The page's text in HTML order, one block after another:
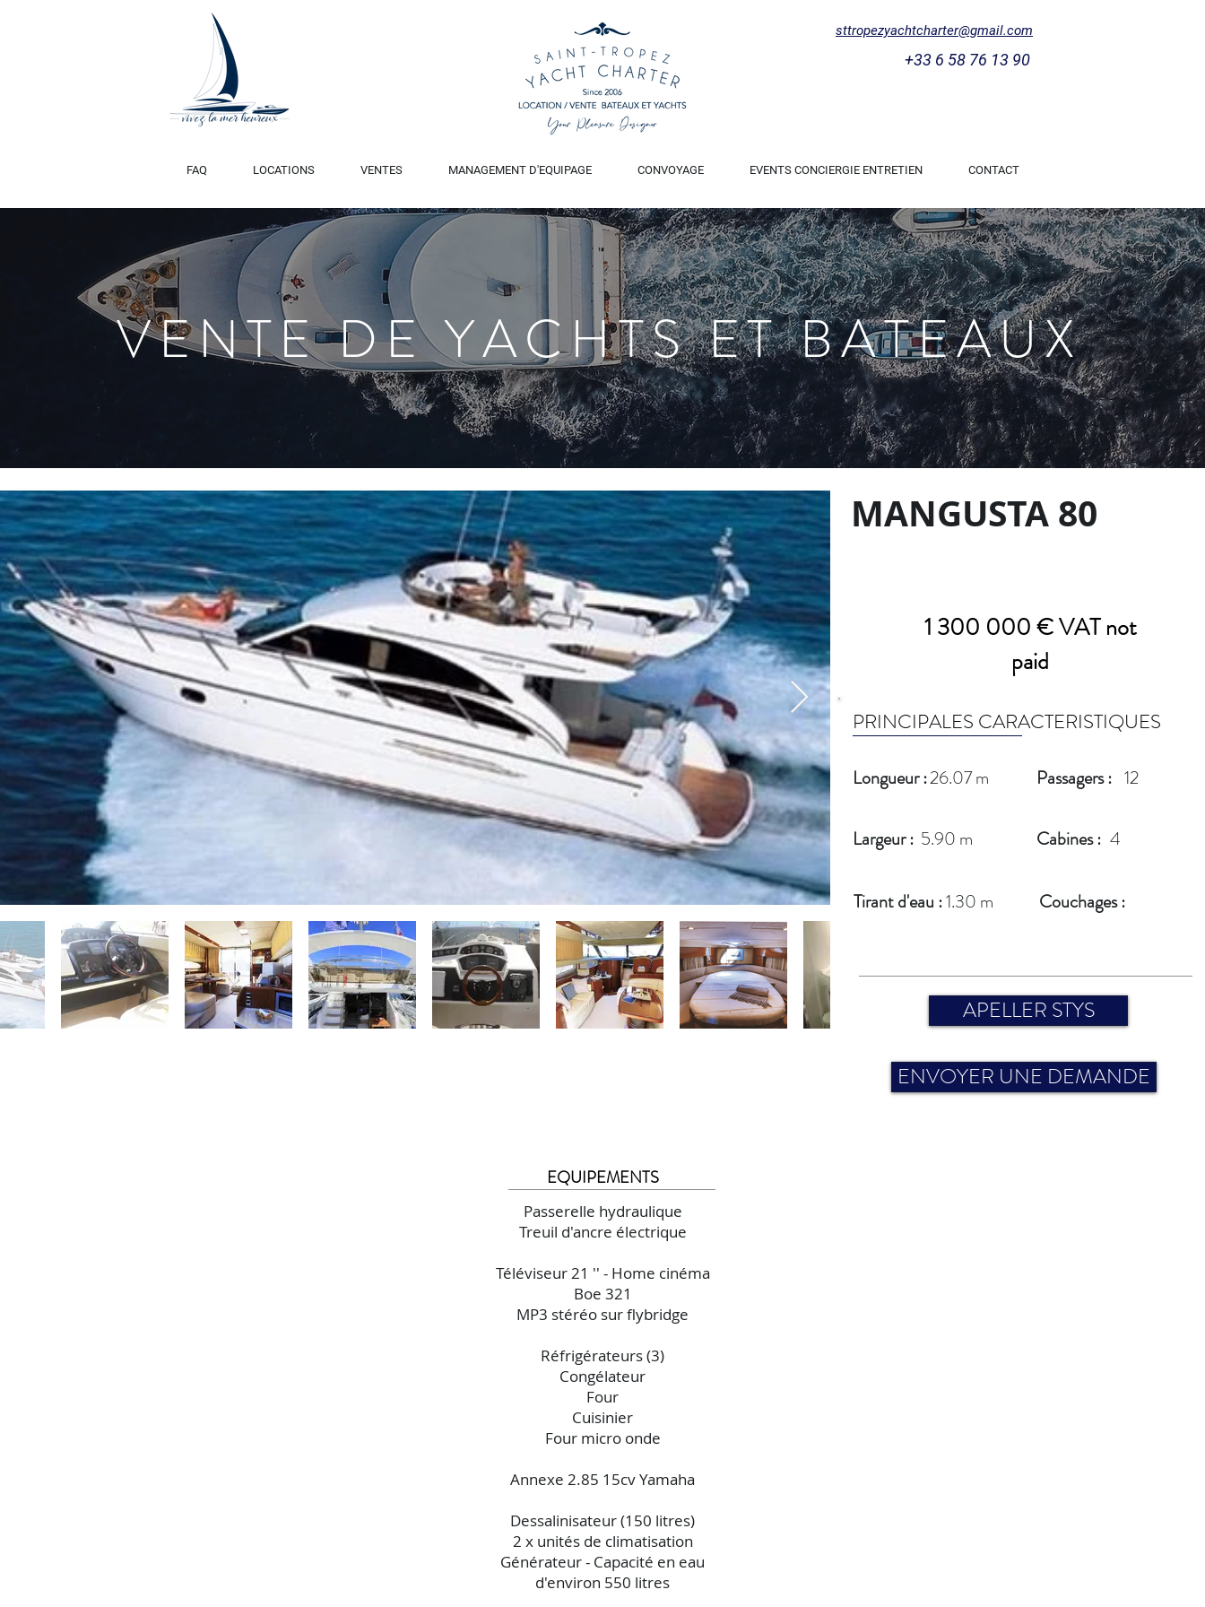
sttropezyachtcharter@gmail.com
+33 6 58 76 13 90
FAQ LOCATIONS VENTES MANAGEMENT D'EQUIPAGE CONVOYAGE EVENTS CONCIERGIE ENTRETIEN CONTACT
1 300 000 € VAT not
paid
PRINCIPALES CARACTERISTIQUES
Longueur :26.07 m Passagers : 12
Largeur : 5.90 m Cabines : 4
Tirant d'eau :1.30 m Couchages :
APELLER STYS
ENVOYER UNE DEMANDE
MANGUSTA 80
EQUIPEMENTS
Passerelle hydraulique
Treuil d'ancre électrique
Téléviseur 21 '' - Home cinéma
Boe 321
MP3 stéréo sur flybridge
Réfrigérateurs (3)
Congélateur
Four
Cuisinier
Four micro onde
Annexe 2.85 15cv Yamaha
Dessalinisateur (150 litres)
2 x unités de climatisation
Générateur - Capacité en eau
d'environ 550 litres
VENTE DE YACHTS ET BATEAUX